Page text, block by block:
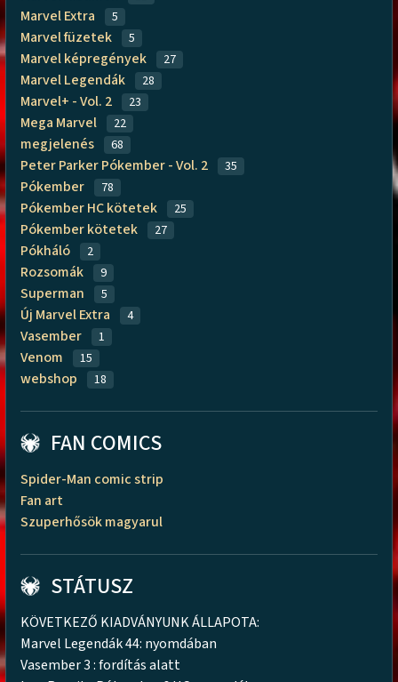
Marvel Extra 5
Marvel füzetek 5
Marvel képregények 27
Marvel Legendák 28
Marvel+ - Vol. 2 23
Mega Marvel 22
megjelenés 68
Peter Parker Pókember - Vol. 2 35
Pókember 78
Pókember HC kötetek 25
Pókember kötetek 27
Pókháló 2
Rozsomák 9
Superman 5
Új Marvel Extra 4
Vasember 1
Venom 15
webshop 18
FAN COMICS
Spider-Man comic strip
Fan art
Szuperhősök magyarul
STÁTUSZ
KÖVETKEZŐ KIADVÁNYUNK ÁLLAPOTA:
Marvel Legendák 44: nyomdában
Vasember 3 : fordítás alatt